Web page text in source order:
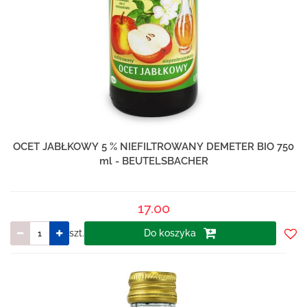
OCET JABŁKOWY 5 % NIEFILTROWANY DEMETER BIO 750
ml - BEUTELSBACHER
17.00
szt. Do koszyka